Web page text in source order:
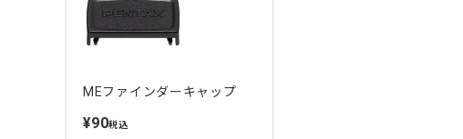
MEファインダーキャップ
定
¥90税込